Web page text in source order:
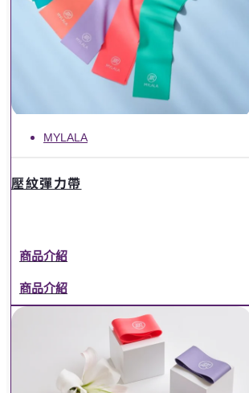
MYLALA
壓紋彈力帶
商品介紹
商品介紹